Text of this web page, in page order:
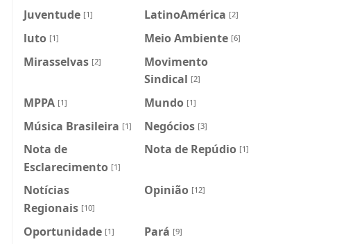
Juventude [1] LatinoAmérica [2]
luto [1] Meio Ambiente [6]
Mirasselvas [2]
Movimento
Sindical [2]
MPPA [1] Mundo [1]
Música Brasileira [1] Negócios [3]
Nota de
Esclarecimento [1]
Nota de Repúdio [1]
Notícias
Regionais [10]
Opinião [12]
Oportunidade [1] Pará [9]